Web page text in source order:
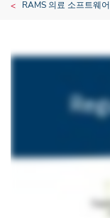
RAMS 의료 소프트웨어